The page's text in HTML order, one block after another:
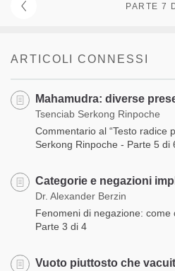
PARTE 7
ARTICOLI CONNESSI
Mahamudra: diverse
Tsenciab Serkong Rinpoche
Commentario al “Testo radice
Serkong Rinpoche - Parte 5 di
Categorie e negazioni
Dr. Alexander Berzin
Fenomeni di negazione:
Parte 3 di 4
Vuoto piuttosto che